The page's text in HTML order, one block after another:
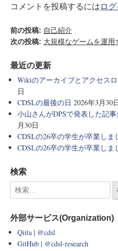
コメントを投稿するにはロ
前の投稿: 自己紹介
次の投稿: 大規模なゲームを運用
最近の更新
Wikiのアーカイブとアクセス
日
CDSLの最後の日 2026年3月30
小山さんがDPSで発表した記
月30日
CDSLの26卒の学生が卒業しま
CDSLの26卒の学生が卒業しま
検索
外部サービス(Organization)
Qiita | @cdsl
GitHub | @cdsl-research